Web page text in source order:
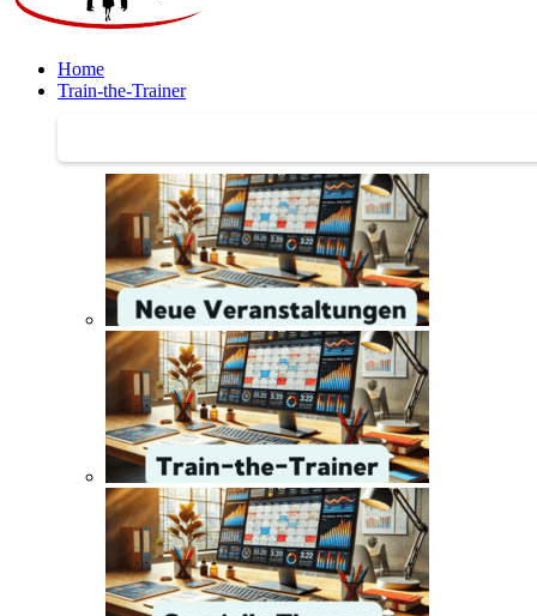
Home
Train-the-Trainer